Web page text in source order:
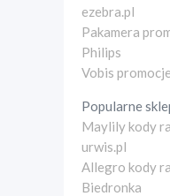
ezebra.pl
Pakamera
Philips
Vobis promocje
Popularne
Maylily kody
urwis.pl
Allegro kody
Biedronka